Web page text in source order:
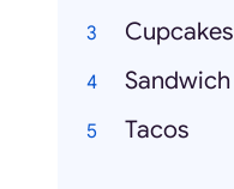
Cupcakes
Sandwich
Tacos